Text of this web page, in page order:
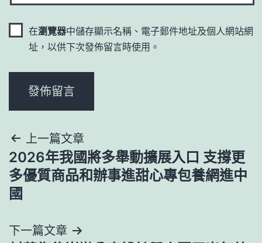
在瀏覽器中儲存顯示名稱、電子郵件地址及個人網站網
址，以供下次發佈留言時使用。
文
章
導
覽
上一篇文章
2026年我國將多舉動擴展入口 支撐更
多優質商品和辦事進甜心專包養網進中
國
下一篇文章